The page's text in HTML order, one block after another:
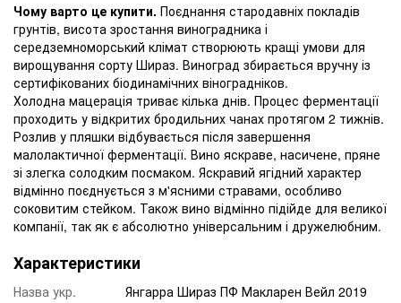
Чому варто це купити. Поєднання стародавніх покладів
грунтів, висота зростання виноградника і
середземноморський клімат створюють кращі умови для
вирощування сорту Шираз. Виноград збирається вручну із
сертифікованих біодинамічних віноградніков.
Холодна мацерація триває кілька днів. Процес ферментації
проходить у відкритих бродильних чанах протягом 2 тижнів.
Розлив у пляшки відбувається після завершення
малолактичної ферментації. Вино яскраве, насичене, пряне
зі злегка солодким посмаком. Яскравий ягідний характер
відмінно поєднується з м'ясними стравами, особливо
соковитим стейком. Також вино відмінно підійде для великої
компанії, так як є абсолютно універсальним і дружелюбним.
Характеристики
Назва укр.
Янгарра Шираз ПФ Макларен Вейл 2019